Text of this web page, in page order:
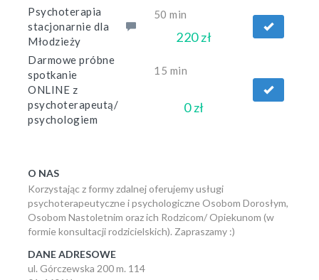
Psychoterapia
stacjonarnie dla
Młodzieży
50 min
220 zł
Darmowe próbne
spotkanie
ONLINE z
psychoterapeutą/
psychologiem
15 min
0 zł
O NAS
Korzystając z formy zdalnej oferujemy usługi
psychoterapeutyczne i psychologiczne Osobom Dorosłym,
Osobom Nastoletnim oraz ich Rodzicom/ Opiekunom (w
formie konsultacji rodzicielskich). Zapraszamy :)
DANE ADRESOWE
ul. Górczewska 200 m. 114